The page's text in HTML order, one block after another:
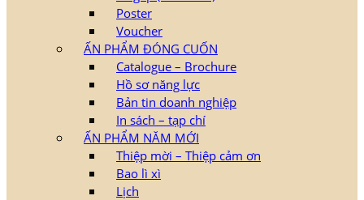
Poster
Voucher
ẤN PHẨM ĐÓNG CUỐN
Catalogue – Brochure
Hồ sơ năng lực
Bản tin doanh nghiệp
In sách – tạp chí
ẤN PHẨM NĂM MỚI
Thiệp mời – Thiệp cảm ơn
Bao lì xì
Lịch